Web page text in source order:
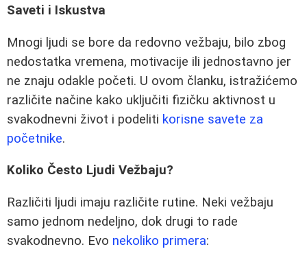
Saveti i Iskustva
Mnogi ljudi se bore da redovno vežbaju, bilo zbog
nedostatka vremena, motivacije ili jednostavno jer
ne znaju odakle početi. U ovom članku, istražićemo
različite načine kako uključiti fizičku aktivnost u
svakodnevni život i podeliti korisne savete za
početnike.
Koliko Često Ljudi Vežbaju?
Različiti ljudi imaju različite rutine. Neki vežbaju
samo jednom nedeljno, dok drugi to rade
svakodnevno. Evo nekoliko primera: